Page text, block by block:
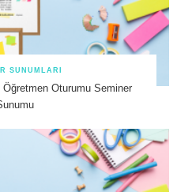
SUNUMLARI
Öğretmen Oturumu Seminer